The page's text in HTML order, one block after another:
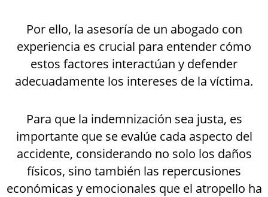
Por ello, la asesoría de un abogado con
experiencia es crucial para entender cómo
estos factores interactúan y defender
adecuadamente los intereses de la víctima.
Para que la indemnización sea justa, es
importante que se evalúe cada aspecto del
accidente, considerando no solo los daños
físicos, sino también las repercusiones
económicas y emocionales que el atropello ha